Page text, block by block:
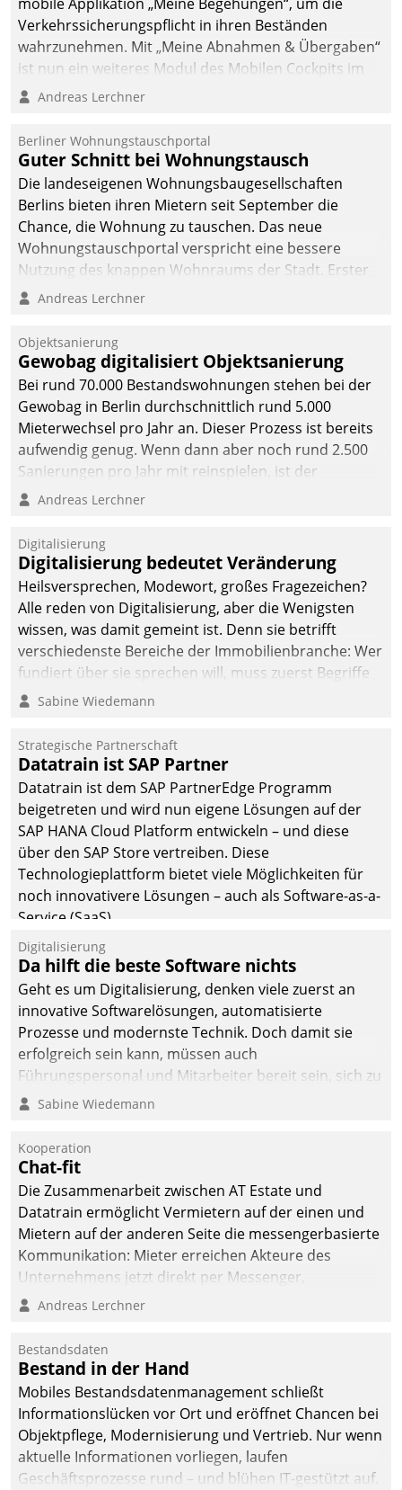
Verkehrssicherungspflicht in ihren Beständen
wahrzunehmen. Mit „Meine Abnahmen & Übergaben“
ist nun ein weiteres Modul des Mobilen Cockpits im
Einsatz.
Andreas Lerchner
Berliner Wohnungstauschportal
Guter Schnitt bei Wohnungstausch
Die landeseigenen Wohnungsbaugesellschaften
Berlins bieten ihren Mietern seit September die
Chance, die Wohnung zu tauschen. Das neue
Wohnungstauschportal verspricht eine bessere
Nutzung des knappen Wohnraums der Stadt. Erster
Anwendungsfall für Datatrains Lösung API-Hub mit
Unternehmen.
Andreas Lerchner
Objektsanierung
Gewobag digitalisiert Objektsanierung
Bei rund 70.000 Bestandswohnungen stehen bei der
Gewobag in Berlin durchschnittlich rund 5.000
Mieterwechsel pro Jahr an. Dieser Prozess ist bereits
aufwendig genug. Wenn dann aber noch rund 2.500
Sanierungen pro Jahr mit reinspielen, ist der
Betreuungs- und Organisationsaufwand immens. Im
kommunale Wohnungsbauunternehmen daher
gemeinsam mit der Berliner Datatrain GmbH den
Teilprozess der Objektsanierung digitalisiert.
Andreas Lerchner
Digitalisierung
Digitalisierung bedeutet Veränderung
Heilsversprechen, Modewort, großes Fragezeichen?
Alle reden von Digitalisierung, aber die Wenigsten
wissen, was damit gemeint ist. Denn sie betrifft
verschiedenste Bereiche der Immobilienbranche: Wer
fundiert über sie sprechen will, muss zuerst Begriffe
klären. Ein Aspekt ist die betriebliche Optimierung:
Einsparungen durch optimierte und automatisierte
Prozesse. Doch man darf nicht zu viel erwarten: Allein
mit der Einführung einer neuen Software ist es nicht
getan. Die Digitalisierung erfordert von Unternehmen
die Bereitschaft, sich zu überprüfen, zu hinterfragen
und zu verändern.
Sabine Wiedemann
Strategische Partnerschaft
Datatrain ist SAP Partner
Datatrain ist dem SAP PartnerEdge Programm
beigetreten und wird nun eigene Lösungen auf der
SAP HANA Cloud Platform entwickeln – und diese
über den SAP Store vertreiben. Diese
Technologieplattform bietet viele Möglichkeiten für
noch innovativere Lösungen – auch als Software-as-a-
Service (SaaS).
Digitalisierung
Da hilft die beste Software nichts
Geht es um Digitalisierung, denken viele zuerst an
innovative Softwarelösungen, automatisierte
Prozesse und modernste Technik. Doch damit sie
erfolgreich sein kann, müssen auch
Führungspersonal und Mitarbeiter bereit sein, sich zu
verändern und anzupassen, sonst werden sie an ihr
Sabine Wiedemann
Kooperation
Chat-fit
Die Zusammenarbeit zwischen AT Estate und
Datatrain ermöglicht Vermietern auf der einen und
Mietern auf der anderen Seite die messengerbasierte
Kommunikation: Mieter erreichen Akteure des
Unternehmens jetzt direkt per Messenger,
Mitarbeiter oder Dienstleister empfangen oder
Andreas Lerchner
Bestandsdaten
Bestand in der Hand
Mobiles Bestandsdatenmanagement schließt
Informationslücken vor Ort und eröffnet Chancen bei
Objektpflege, Modernisierung und Vertrieb. Nur wenn
aktuelle Informationen vorliegen, laufen
Geschäftsprozesse rund – und blühen IT-gestützt auf.